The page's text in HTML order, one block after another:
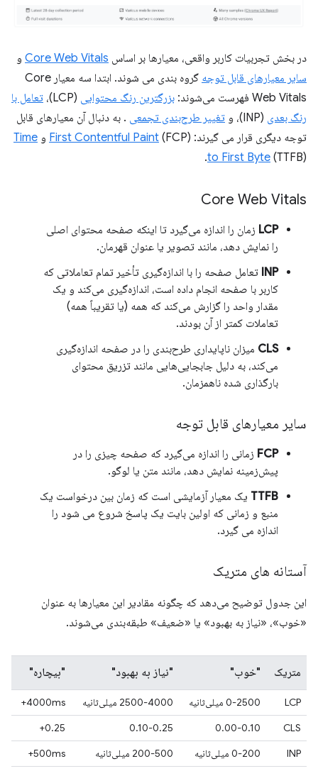
در بخش تجربیات کاربر واقعی، معیارها بر اساس Core Web Vitals و
سایر معیارهای قابل توجه
گروه بندی می شوند. ابتدا سه معیار Core
Web Vitals فهرست می‌شوند:
بزرگترین رنگ محتوایی (LCP)،
تعامل با
رنگ بعدی (INP)، و تغییر طرح‌بندی تجمعی . به دنبال آن معیارهای قابل
توجه دیگری قرار می گیرند:
First Contentful Paint (FCP) و
Time
to First Byte (TTFB).
Core Web Vitals
LCP زمان را اندازه می‌گیرد تا اینکه صفحه محتوای اصلی
را نمایش دهد، مانند تصویر یا عنوان قهرمان.
INP تعامل صفحه را با اندازه‌گیری تأخیر تمام تعاملاتی که
کاربر با صفحه انجام داده است، اندازه‌گیری می‌کند و یک
مقدار واحد را گزارش می‌کند که همه (یا تقریباً همه)
تعاملات کمتر از آن بودند.
CLS میزان ناپایداری طرح‌بندی را در صفحه اندازه‌گیری
می‌کند، به دلیل جابجایی‌هایی مانند تزریق محتوای
بارگذاری شده ناهمزمان.
سایر معیارهای قابل توجه
FCP زمانی را اندازه می‌گیرد که صفحه چیزی را در
پیش‌زمینه نمایش دهد، مانند متن یا لوگو.
TTFB یک معیار آزمایشی است که زمان بین درخواست یک
منبع و زمانی که اولین بایت یک پاسخ شروع می شود را
اندازه می گیرد.
آستانه های متریک
این جدول توضیح می‌دهد که چگونه مقادیر این معیارها به عنوان
«خوب»، «نیاز به بهبود» یا «ضعیف» طبقه‌بندی می‌شوند.
متریک "خوب" "نیاز به بهبود" "بیچاره"
LCP 0-2500 میلی‌ثانیه 2500-4000 میلی‌ثانیه
4000ms+
CLS
0.00-0.10
0.10-0.25
0.25+
INP
0-200 میلی‌ثانیه 200-500 میلی‌ثانیه
500ms+